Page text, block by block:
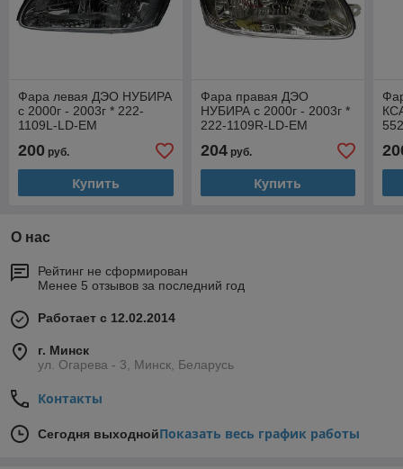
Фара левая ДЭО НУБИРА
с 2000г - 2003г * 222-
1109L-LD-EM
200 руб.
Купить
Фара правая ДЭО
НУБИРА с 2000г - 2003г *
222-1109R-LD-EM
204руб.
Купить
О нас
Рейтинг не сформирован
Менее 5 отзывов за последний год
Работает с 12.02.2014
г. Минск
ул. Огарева - 3, Минск, Беларусь
Контакты
Сегодня выходнойПоказать весь график работы